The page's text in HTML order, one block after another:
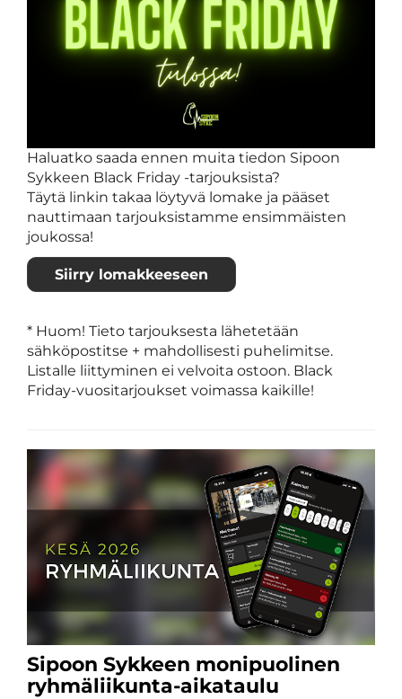
Haluatko saada ennen muita tiedon Sipoon
Sykkeen Black Friday -tarjouksista?
​​​​​​​Täytä linkin takaa löytyvä lomake ja pääset
nauttimaan tarjouksistamme ensimmäisten
joukossa!
Siirry lomakkeeseen
* Huom! Tieto tarjouksesta lähetetään
sähköpostitse + mahdollisesti puhelimitse.
Listalle liittyminen ei velvoita ostoon. Black
Friday-vuositarjoukset voimassa kaikille!
​​​​​​​Sipoon Sykkeen monipuolinen
ryhmäliikunta-aikataulu